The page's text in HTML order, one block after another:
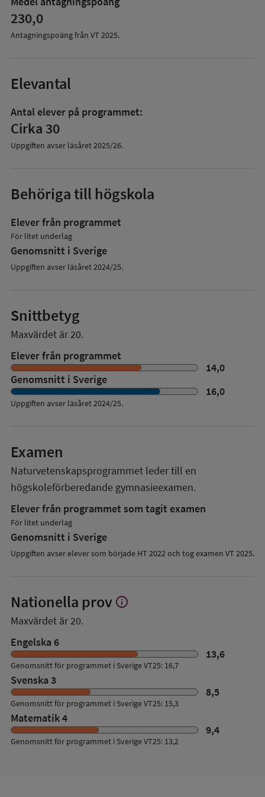
230,0
Antagningspoäng från VT 2025.
Elevantal
Antal elever på programmet:
Cirka 30
Uppgiften avser läsåret2025/26.
Behöriga till högskola
Elever från programmet
För litet underlag
Genomsnitt i Sverige
Uppgiften avser läsåret 2024/25.
Snittbetyg
Maxvärdet är 20.
Elever från programmet
14,0
Genomsnitt i Sverige
16,0
Uppgiften avser läsåret2024/25.
Examen
Naturvetenskapsprogrammet leder till en
högskoleförberedande gymnasieexamen.
Elever från programmet som tagit examen
För litet underlag
Genomsnitt i Sverige
Uppgiften avser elever som började HT 2022 och tog examen VT 2025.
Nationella prov Visa
prov
info
Maxvärdet är 20.
Engelska 6
13,6
Genomsnitt för programmet i Sverige VT25: 16,7
Svenska 3
8,5
Genomsnitt för programmet i Sverige VT25: 15,3
Matematik 4
9,4
Genomsnitt för programmet i Sverige VT25: 13,2